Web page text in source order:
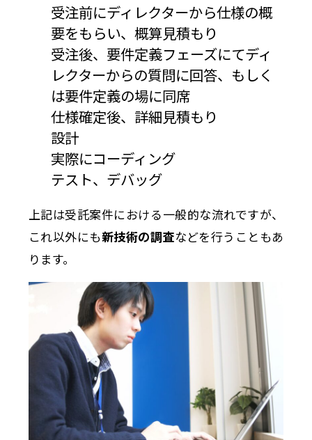
受注前にディレクターから仕様の概
要をもらい、概算見積もり
受注後、要件定義フェーズにてディ
レクターからの質問に回答、もしく
は要件定義の場に同席
仕様確定後、詳細見積もり
設計
実際にコーディング
テスト、デバッグ
上記は受託案件における一般的な流れですが、
これ以外にも新技術の調査などを行うこともあ
ります。